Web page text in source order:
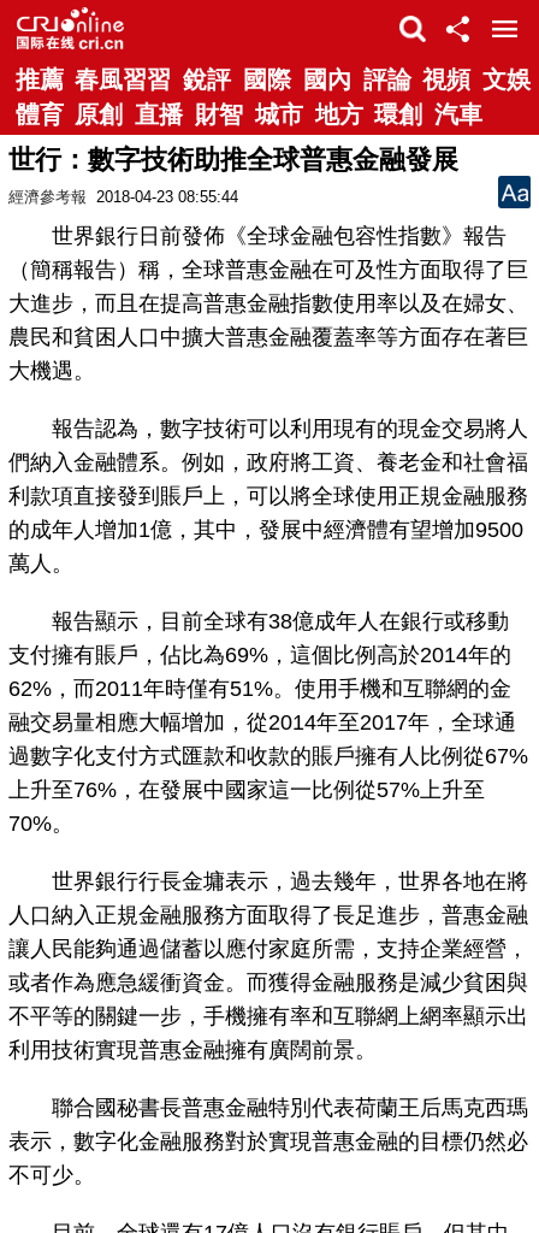
推薦 春風習習 銳評 國際 國內 評論 視頻 文娛
體育 原創 直播 財智 城市 地方 環創 汽車
世行：數字技術助推全球普惠金融發展
經濟參考報 2018-04-23 08:55:44
世界銀行日前發佈《全球金融包容性指數》報告
（簡稱報告）稱，全球普惠金融在可及性方面取得了巨
大進步，而且在提高普惠金融指數使用率以及在婦女、
農民和貧困人口中擴大普惠金融覆蓋率等方面存在著巨
大機遇。
報告認為，數字技術可以利用現有的現金交易將人
們納入金融體系。例如，政府將工資、養老金和社會福
利款項直接發到賬戶上，可以將全球使用正規金融服務
的成年人增加1億，其中，發展中經濟體有望增加9500
萬人。
報告顯示，目前全球有38億成年人在銀行或移動
支付擁有賬戶，佔比為69%，這個比例高於2014年的
62%，而2011年時僅有51%。使用手機和互聯網的金
融交易量相應大幅增加，從2014年至2017年，全球通
過數字化支付方式匯款和收款的賬戶擁有人比例從67%
上升至76%，在發展中國家這一比例從57%上升至
70%。
世界銀行行長金墉表示，過去幾年，世界各地在將
人口納入正規金融服務方面取得了長足進步，普惠金融
讓人民能夠通過儲蓄以應付家庭所需，支持企業經營，
或者作為應急緩衝資金。而獲得金融服務是減少貧困與
不平等的關鍵一步，手機擁有率和互聯網上網率顯示出
利用技術實現普惠金融擁有廣闊前景。
聯合國秘書長普惠金融特別代表荷蘭王后馬克西瑪
表示，數字化金融服務對於實現普惠金融的目標仍然必
不可少。